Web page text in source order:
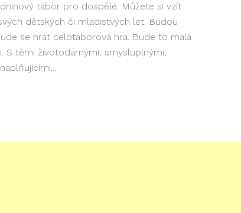
tábor pro dospělé. Můžete si vzít
dětských či mladistvých let. Budou
se hrát celotáborová hra. Bude to malá
S těmi životodárnými, smysluplnými,